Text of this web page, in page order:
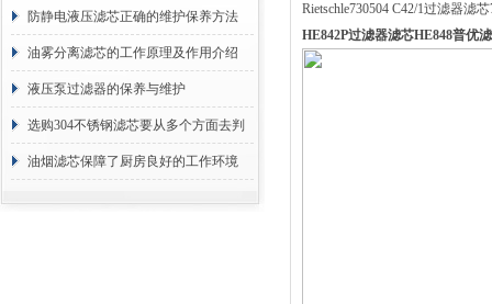
防静电液压滤芯正确的维护保养方法
油雾分离滤芯的工作原理及作用介绍
液压泵过滤器的保养与维护
选购304不锈钢滤芯要从多个方面去判
断
油烟滤芯保障了厨房良好的工作环境
Rietschle730504 C42/1过滤器滤
HE842P过滤器滤芯HE848普优